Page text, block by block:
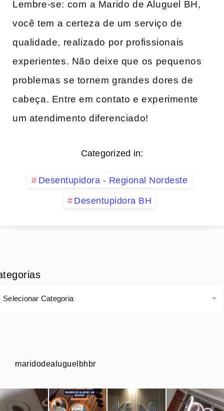
Lembre-se: com⁤ a Marido de‍ Aluguel BH,
você tem ⁤a certeza de um⁢ serviço de
qualidade, realizado​ por profissionais
experientes. Não deixe que⁤ os pequenos
problemas se tornem grandes⁣ dores de‍
cabeça.‌ Entre em contato e experimente
um atendimento diferenciado!
Categorized in:
Desentupidora - Regional Nordeste
Desentupidora BH
maridodealuguelbhbr